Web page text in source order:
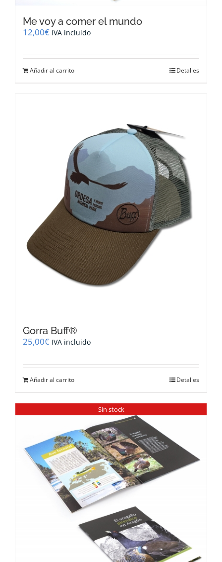
Me voy a comer el mundo
12,00€ IVA incluido
Añadir al carrito Detalles
Gorra Buff®
25,00€ IVA incluido
Añadir al carrito Detalles
Sin stock